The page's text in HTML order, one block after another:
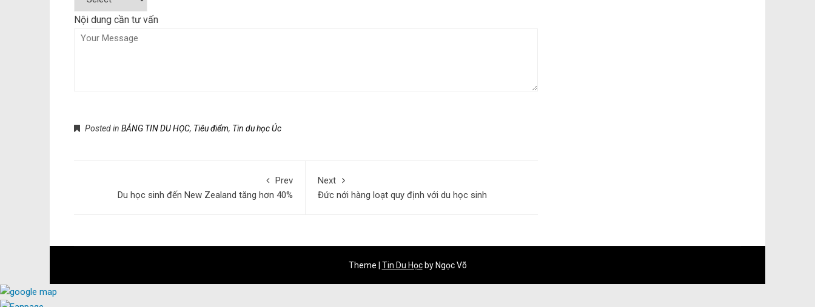
Nội dung cần tư vấn
Posted in BẢNG TIN DU HỌC, Tiêu điểm, Tin du học Úc
Prev
Du học sinh đến New Zealand tăng hơn 40%
Next
Đức nới hàng loạt quy định với du học sinh
Theme Tin Du Họcby Ngọc Võ